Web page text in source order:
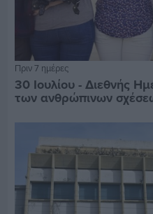
Πριν 7 ημέρες
30 Ιουλίου - Διεθνής
των ανθρώπινων